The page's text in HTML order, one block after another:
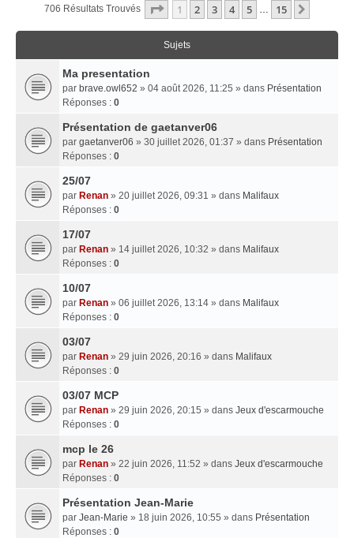
706 Résultats Trouvés Page 1Sur
1 2 3 4 5 … 15
Sujets
Ma presentation
par brave.owl652 » 04 août 2026, 11:25 » dans Présentation
Réponses : 0
Présentation de gaetanver06
par gaetanver06 » 30 juillet 2026, 01:37 » dans Présentation
Réponses : 0
25/07
par Renan » 20 juillet 2026, 09:31 » dans Malifaux
Réponses : 0
17/07
par Renan » 14 juillet 2026, 10:32 » dans Malifaux
Réponses : 0
10/07
par Renan » 06 juillet 2026, 13:14 » dans Malifaux
Réponses : 0
03/07
par Renan » 29 juin 2026, 20:16 » dans Malifaux
Réponses : 0
03/07 MCP
par Renan » 29 juin 2026, 20:15 » dans Jeux d'escarmouche
Réponses : 0
mcp le 26
par Renan » 22 juin 2026, 11:52 » dans Jeux d'escarmouche
Réponses : 0
Présentation Jean-Marie
par Jean-Marie » 18 juin 2026, 10:55 » dans Présentation
Réponses : 0